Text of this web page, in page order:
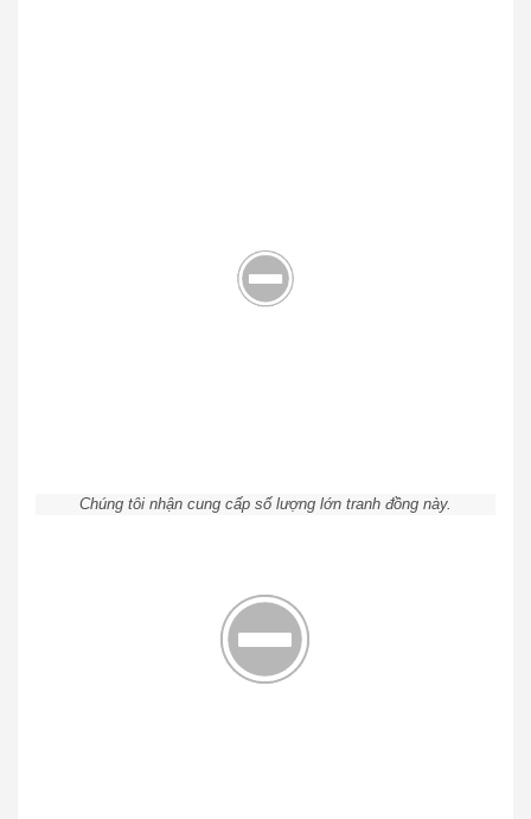
Chúng tôi nhận cung cấp số lượng lớn tranh đồng này.